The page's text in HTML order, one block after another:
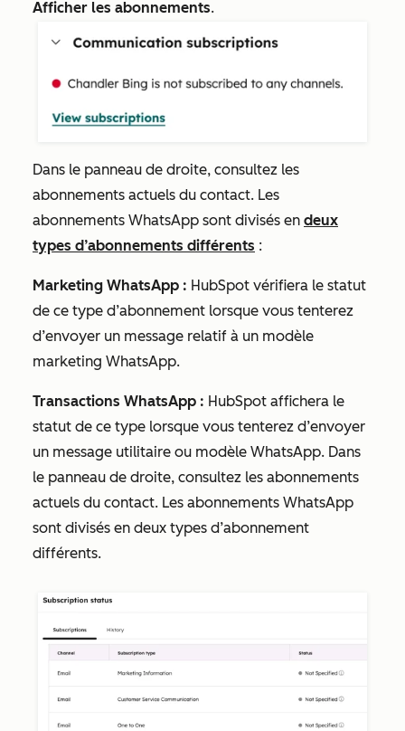
Afficher les abonnements.
Dans le panneau de droite, consultez les
abonnements actuels du contact. Les
abonnements WhatsApp sont divisés en deux
types d’abonnements différents :
Marketing WhatsApp : HubSpot vérifiera le statut
de ce type d’abonnement lorsque vous tenterez
d’envoyer un message relatif à un modèle
marketing WhatsApp.
Transactions WhatsApp : HubSpot affichera le
statut de ce type lorsque vous tenterez d’envoyer
un message utilitaire ou modèle WhatsApp. Dans
le panneau de droite, consultez les abonnements
actuels du contact. Les abonnements WhatsApp
sont divisés en deux types d’abonnement
différents.